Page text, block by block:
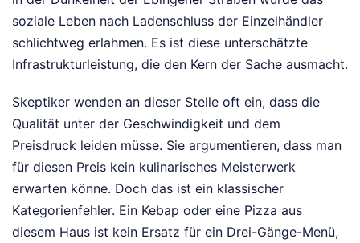
soziale Leben nach Ladenschluss der Einzelhändler
schlichtweg erlahmen. Es ist diese unterschätzte
Infrastrukturleistung, die den Kern der Sache ausmacht.
Skeptiker wenden an dieser Stelle oft ein, dass die
Qualität unter der Geschwindigkeit und dem
Preisdruck leiden müsse. Sie argumentieren, dass man
für diesen Preis kein kulinarisches Meisterwerk
erwarten könne. Doch das ist ein klassischer
Kategorienfehler. Ein Kebap oder eine Pizza aus
diesem Haus ist kein Ersatz für ein Drei-Gänge-Menü,